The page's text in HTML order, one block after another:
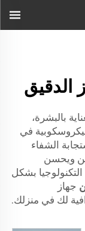
بالبشرة،
في
الشفاء
ويحسن
بشكل
جهاز
لك في منزلك.